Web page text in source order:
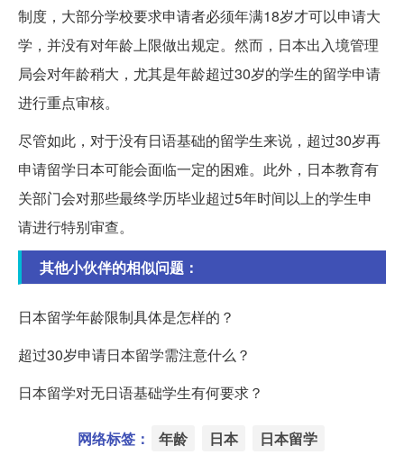
制度，大部分学校要求申请者必须年满18岁才可以申请大
学，并没有对年龄上限做出规定。然而，日本出入境管理
局会对年龄稍大，尤其是年龄超过30岁的学生的留学申请
进行重点审核。
尽管如此，对于没有日语基础的留学生来说，超过30岁再
申请留学日本可能会面临一定的困难。此外，日本教育有
关部门会对那些最终学历毕业超过5年时间以上的学生申
请进行特别审查。
其他小伙伴的相似问题：
日本留学年龄限制具体是怎样的？
超过30岁申请日本留学需注意什么？
日本留学对无日语基础学生有何要求？
网络标签： 年龄 日本 日本留学